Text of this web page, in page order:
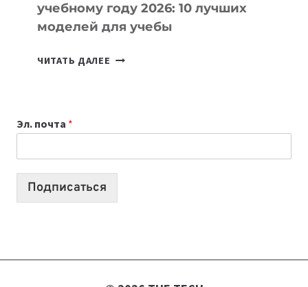
учебному году 2026: 10 лучших
моделей для учебы
ЧИТАТЬ ДАЛЕЕ КАКОЙ
2026:
10
Эл. почта *
Подписаться